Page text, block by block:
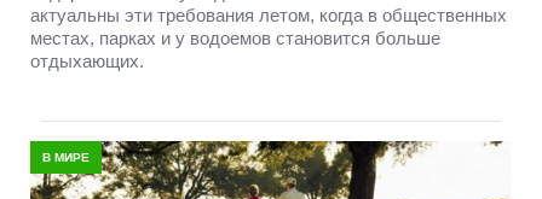
актуальны эти требования летом, когда в общественных
местах, парках и у водоемов становится больше
отдыхающих.
В МИРЕ